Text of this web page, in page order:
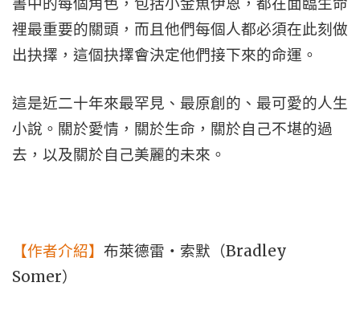
書中的每個角色，包括小金魚伊恩，都在面臨生命
裡最重要的關頭，而且他們每個人都必須在此刻做
出抉擇，這個抉擇會決定他們接下來的命運。
這是近二十年來最罕見、最原創的、最可愛的人生
小說。關於愛情，關於生命，關於自己不堪的過
去，以及關於自己美麗的未來。
【作者介紹】 布萊德雷・索默（Bradley
Somer）